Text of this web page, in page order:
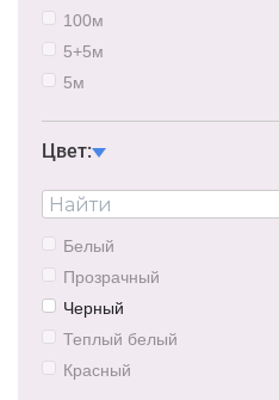
100м
5+5м
5м
1.5м
7м
50см
Цвет:
Белый
Прозрачный
Черный
Теплый белый
Красный